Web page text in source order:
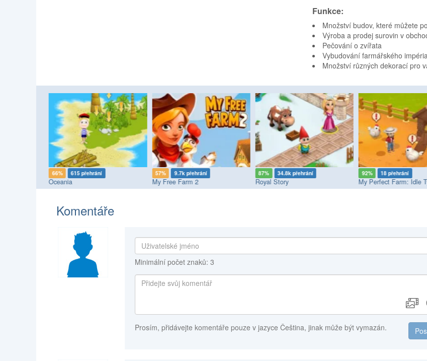
Funkce:
Množství budov, které můžete
Výroba a prodej surovin v
Pečování o zvířata
Vybudování farmářského
Množství různých dekorací pro
66% 615 přehrání
Oceania
57% 9.7k přehrání
My Free Farm 2
87% 34.8k přehrání
Royal Story
92% 18 přehrání
My Perfect Farm: Idle
Komentáře
Minimální počet znaků: 3
Prosím, přidávejte komentáře pouze v jazyce Čeština, jinak může být vymazán.